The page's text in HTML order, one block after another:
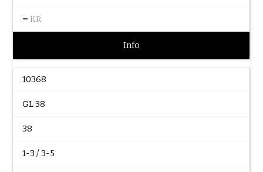
– KR
Info
10368
GL 38
38
1-3 / 3-5